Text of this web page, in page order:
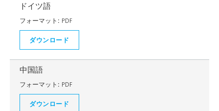
ドイツ語
フォーマット: PDF
ダウンロード
中国語
フォーマット: PDF
ダウンロード